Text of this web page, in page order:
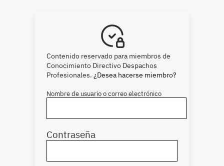
Contenido reservado para miembros de
Conocimiento Directivo Despachos
Profesionales. ¿Desea hacerse miembro?
Nombre de usuario o correo electrónico
Contraseña